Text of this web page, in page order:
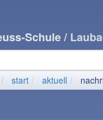
Schule/
start aktuell